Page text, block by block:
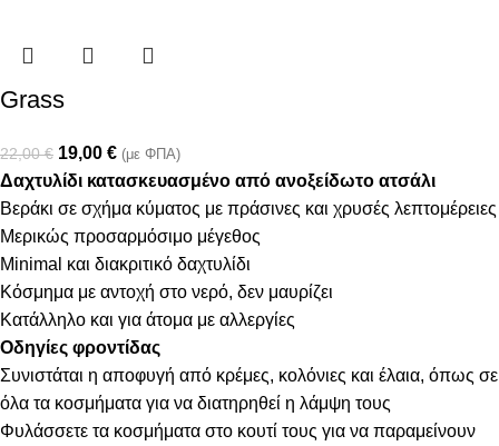
Grass
22,00€ 19,00 € (με ΦΠΑ)
Δαχτυλίδι κατασκευασμένο από ανοξείδωτο ατσάλι
Βεράκι σε σχήμα κύματος με πράσινες και χρυσές λεπτομέρειες
Μερικώς προσαρμόσιμο μέγεθος
Minimal και διακριτικό δαχτυλίδι
Κόσμημα με αντοχή στο νερό, δεν μαυρίζει
Κατάλληλο και για άτομα με αλλεργίες
Οδηγίες φροντίδας
Συνιστάται η αποφυγή από κρέμες, κολόνιες και έλαια, όπως σε
όλα τα κοσμήματα για να διατηρηθεί η λάμψη τους
Φυλάσσετε τα κοσμήματα στο κουτί τους για να παραμείνουν